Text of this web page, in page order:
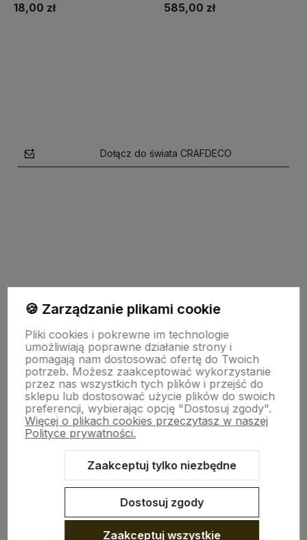
18,00 zł 585,00 zł
Dołącz do świata CRAFDECO
TU JESTEŚMY
INFO O PRODUKCIE
ZGODY
CRAFDECO PRO
🍪 Zarządzanie plikami cookie
Pliki cookies i pokrewne im technologie
umożliwiają poprawne działanie strony i
pomagają nam dostosować ofertę do Twoich
potrzeb. Możesz zaakceptować wykorzystanie
przez nas wszystkich tych plików i przejść do
sklepu lub dostosować użycie plików do swoich
preferencji, wybierając opcję "Dostosuj zgody".
Więcej o plikach cookies przeczytasz w naszej
Polityce prywatności.
Zaakceptuj tylko niezbędne
Dostosuj zgody
Zaakceptuj wszystkie